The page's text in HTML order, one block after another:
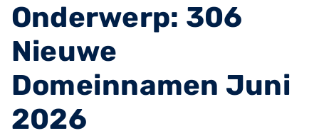
Onderwerp: 306
Nieuwe
Domeinnamen Juni
2026